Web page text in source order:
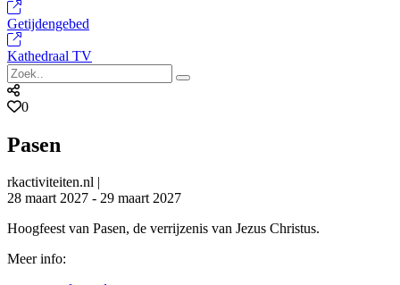
Getijdengebed
Kathedraal TV
0
Pasen
rkactiviteiten.nl |
28 maart 2027 - 29 maart 2027
Hoogfeest van Pasen, de verrijzenis van Jezus Christus.
Meer info: